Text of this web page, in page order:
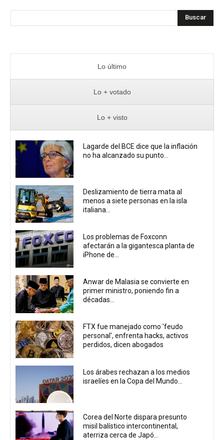
Buscar
Lo último
Lo + votado
Lo + visto
Lagarde del BCE dice que la inflación
no ha alcanzado su punto...
Deslizamiento de tierra mata al
menos a siete personas en la isla
italiana...
Los problemas de Foxconn
afectarán a la gigantesca planta de
iPhone de...
Anwar de Malasia se convierte en
primer ministro, poniendo fin a
décadas...
FTX fue manejado como 'feudo
personal', enfrenta hacks, activos
perdidos, dicen abogados
Los árabes rechazan a los medios
israelíes en la Copa del Mundo...
Corea del Norte dispara presunto
misil balístico intercontinental,
aterriza cerca de Japó...